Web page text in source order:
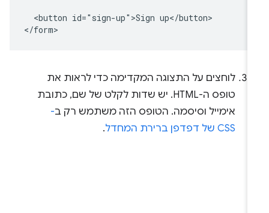
  <button id="sign-up">Sign up</button>
לוחצים על התצוגה המקדימה כדי לראות את
טופס ה-HTML. יש שדות לקלט של שם, כתובת
אימייל וסיסמה. הטופס הזה משתמש רק ב-
CSS של דפדפן ברירת המחדל
.